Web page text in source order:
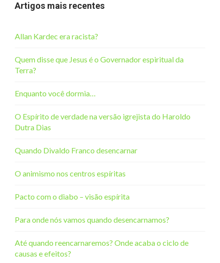
Artigos mais recentes
Allan Kardec era racista?
Quem disse que Jesus é o Governador espiritual da
Terra?
Enquanto você dormia…
O Espírito de verdade na versão igrejista do Haroldo
Dutra Dias
Quando Divaldo Franco desencarnar
O animismo nos centros espíritas
Pacto com o diabo – visão espírita
Para onde nós vamos quando desencarnamos?
Até quando reencarnaremos? Onde acaba o ciclo de
causas e efeitos?